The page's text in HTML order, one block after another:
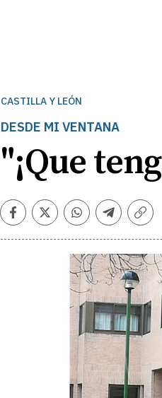
CASTILLA Y LEÓN
DESDE MI VENTANA
"¡Que
Facebook
TwitterWhatsapp
Telegram